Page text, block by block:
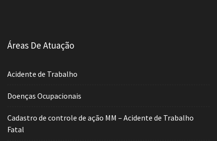
Áreas De Atuação
Acidente de Trabalho
Doenças Ocupacionais
Cadastro de controle de ação MM – Acidente de Trabalho
Fatal